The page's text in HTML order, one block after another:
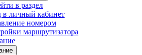
в раздел
в личный кабинет
номером
маршрутизатора